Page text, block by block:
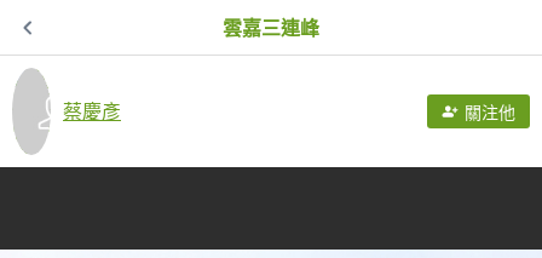
雲嘉三連峰
蔡慶彥 關注他